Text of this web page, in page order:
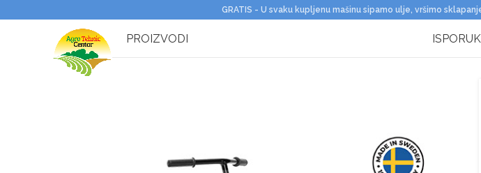
GRATIS - U svaku kupljenu mašinu sipamo ulje, vršimo
PROIZVODI